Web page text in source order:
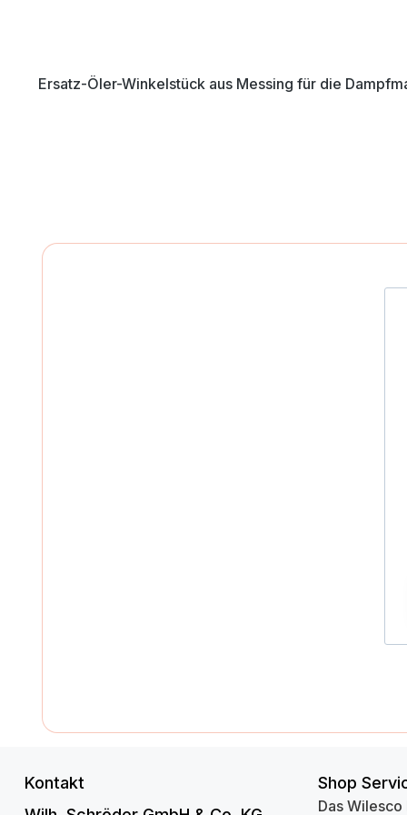
Ersatz-Öler-Winkelstück aus Messing für die
Kontakt
Shop
Das